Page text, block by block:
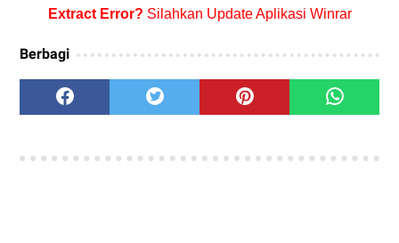
Extract Error? Silahkan Update Aplikasi Winrar
Berbagi